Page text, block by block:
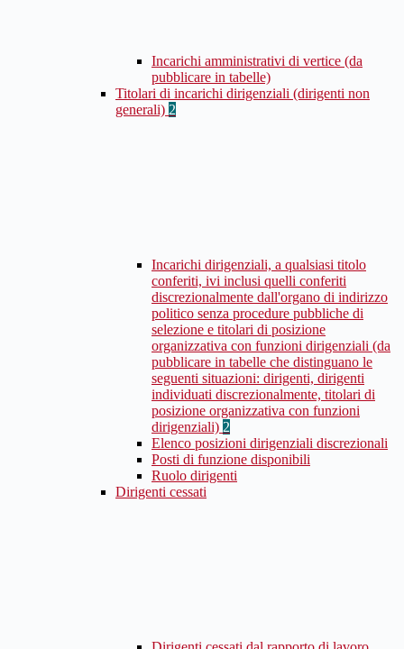
Incarichi amministrativi di vertice (da
pubblicare in tabelle)
Titolari di incarichi dirigenziali (dirigenti non
generali) 2
Incarichi dirigenziali, a qualsiasi titolo
conferiti, ivi inclusi quelli conferiti
discrezionalmente dall'organo di indirizzo
politico senza procedure pubbliche di
selezione e titolari di posizione
organizzativa con funzioni dirigenziali (da
pubblicare in tabelle che distinguano le
seguenti situazioni: dirigenti, dirigenti
individuati discrezionalmente, titolari di
posizione organizzativa con funzioni
dirigenziali) 2
Elenco posizioni dirigenziali discrezionali
Posti di funzione disponibili
Ruolo dirigenti
Dirigenti cessati